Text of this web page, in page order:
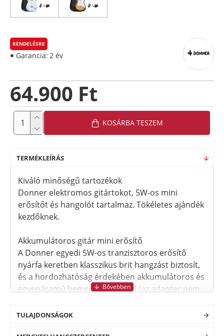
64.900 Ft
RENDELÉSRE
Garancia: 2 év
KOSÁRBA TESZEM
TERMÉKLEÍRÁS
Kiváló minőségű tartozékok
Donner elektromos gitártokot, 5W-os mini
erősítőt és hangolót tartalmaz. Tökéletes ajándék
kezdőknek.
Akkumulátoros gitár mini erősítő
A Donner egyedi 5W-os tranzisztoros erősítő
nyárfa keretben klasszikus brit hangzást biztosít,
és a hordozhatóság érdekében akkumulátoros és
egyenáramú bemenetet is kínál (az adapter nem
(tiszta/torzított). A GAIN és a TONE beállításával
TULAJDONSÁGOK